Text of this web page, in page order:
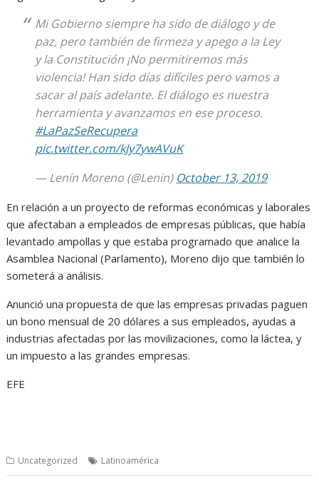
Mi Gobierno siempre ha sido de diálogo y de
paz, pero también de firmeza y apego a la Ley
y la Constitución ¡No permitiremos más
violencia! Han sido días difíciles pero vamos a
sacar al país adelante. El diálogo es nuestra
herramienta y avanzamos en ese proceso.
#LaPazSeRecupera
pic.twitter.com/kJy7ywAVuK
— Lenín Moreno (@Lenin) October 13, 2019
En relación a un proyecto de reformas económicas y laborales
que afectaban a empleados de empresas públicas, que había
levantado ampollas y que estaba programado que analice la
Asamblea Nacional (Parlamento), Moreno dijo que también lo
someterá a análisis.
Anunció una propuesta de que las empresas privadas paguen
un bono mensual de 20 dólares a sus empleados, ayudas a
industrias afectadas por las movilizaciones, como la láctea, y
un impuesto a las grandes empresas.
EFE
Uncategorized Latinoamérica